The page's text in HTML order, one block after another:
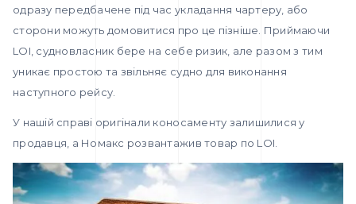
одразу передбачене під час укладання чартеру, або
сторони можуть домовитися про це пізніше. Приймаючи
LOI, судновласник бере на себе ризик, але разом з тим
уникає простою та звільняє судно для виконання
наступного рейсу.
У нашій справі оригінали коносаменту залишилися у
продавця, а Номакс розвантажив товар по LOI.